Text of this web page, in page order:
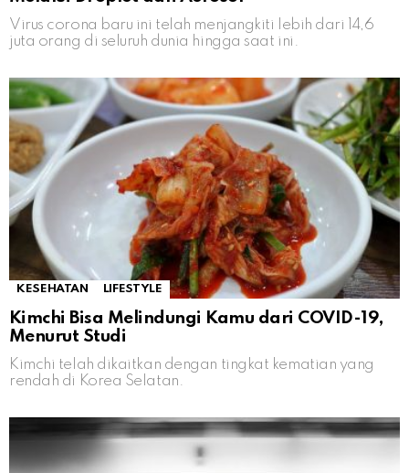
Virus corona baru ini telah menjangkiti lebih dari 14,6
juta orang di seluruh dunia hingga saat ini.
KESEHATAN LIFESTYLE
Kimchi Bisa Melindungi Kamu dari COVID-19,
Menurut Studi
Kimchi telah dikaitkan dengan tingkat kematian yang
rendah di Korea Selatan.